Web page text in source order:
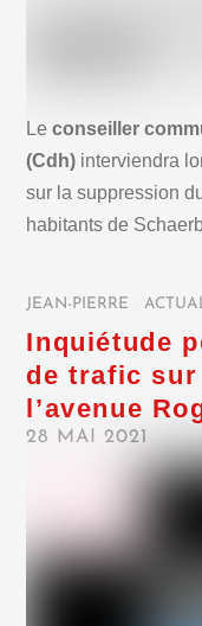
Leconseiller
(Cdh) interviendra
sur la suppression
habitants de
JEAN-PIERRE
Inquiétude
de trafic
l’avenue
28 MAI 2021